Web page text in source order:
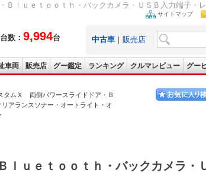
ｌｕｅｔｏｏｔｈ・バックカメラ・ＵＳＢ入力端子・
数： 9,994台
サイトマップ
中古車 ｜ 販売店
車両 販売店 グー鑑定 ランキング クルマレビュー グー
タムＸ 両側パワースライドドア・Ｂ
アランスソナー・オートライト・オ
ｕｅｔｏｏｔｈ・バックカメラ・